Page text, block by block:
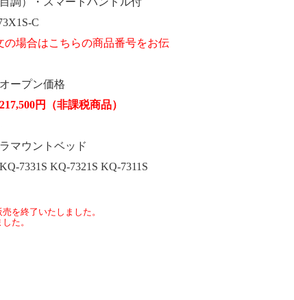
C
オープン価格
217,500円
（非課税商品）
マウントベッド
KQ-7331S KQ-7321S KQ-7311S
を終了いたしました。
た。